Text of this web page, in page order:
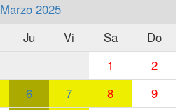
Marzo 2025
Ju Vi Sa
Do
1
2
6 7 8
9